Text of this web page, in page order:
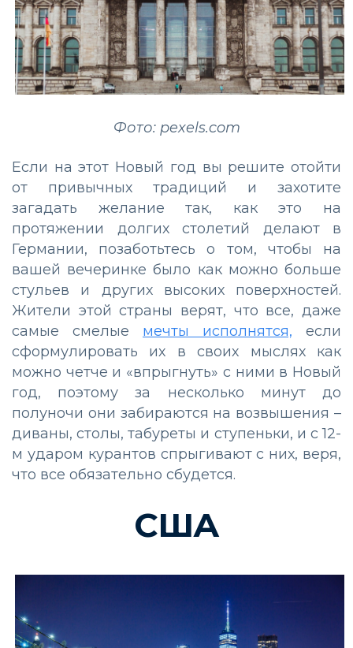
Фото: pexels.com
Если на этот Новый год вы решите отойти
от привычных традиций и захотите
загадать желание так, как это на
протяжении долгих столетий делают в
Германии, позаботьтесь о том, чтобы на
вашей вечеринке было как можно больше
стульев и других высоких поверхностей.
Жители этой страны верят, что все, даже
самые смелые мечты исполнятся, если
сформулировать их в своих мыслях как
можно четче и «впрыгнуть» с ними в Новый
год, поэтому за несколько минут до
полуночи они забираются на возвышения –
диваны, столы, табуреты и ступеньки, и с 12-
м ударом курантов спрыгивают с них, веря,
что все обязательно сбудется.
США